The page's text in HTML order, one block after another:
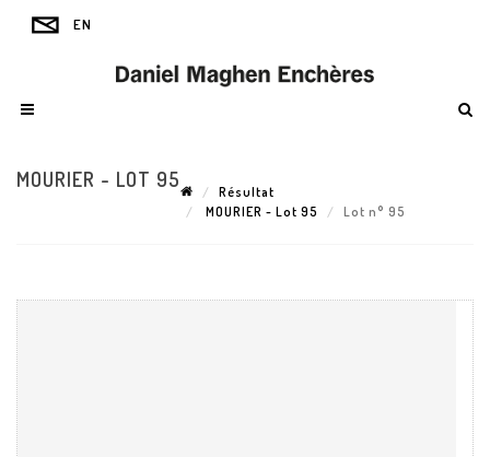
MOURIER - LOT 95
Résultat
MOURIER - Lot 95
Lot n° 95